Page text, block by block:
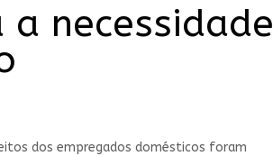
necessidade
dos empregados domésticos foram